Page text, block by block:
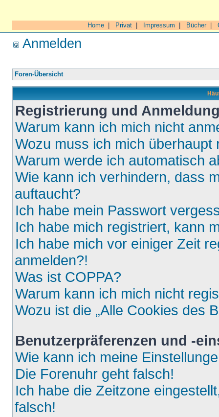
Home Privat Impressum Bücher|
Anmelden
Foren-Übersicht
Registrierung und
Warum kann ich mich nicht
Wozu muss ich mich überhaupt
Warum werde ich automatisch
Wie kann ich verhindern, dass
auftaucht?
Ich habe mein Passwort
Ich habe mich registriert, kann
Ich habe mich vor einiger Zeit
anmelden?!
Was ist COPPA?
Warum kann ich mich nicht
Wozu ist die „Alle Cookies des
Benutzerpräferenzen und -
Wie kann ich meine
Die Forenuhr geht falsch!
Ich habe die Zeitzone
falsch!